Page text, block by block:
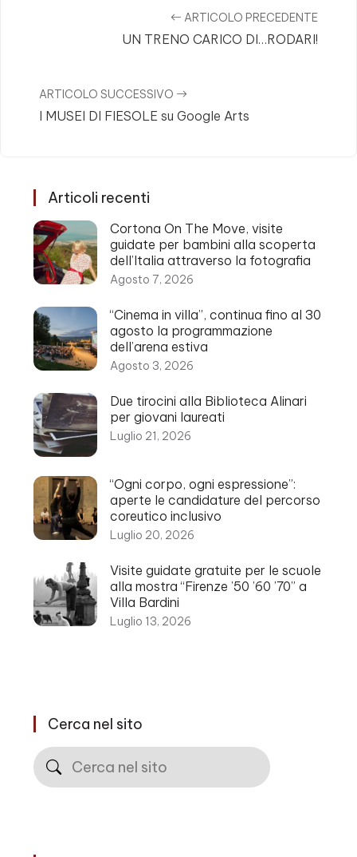
ARTICOLO PRECEDENTE
UN TRENO CARICO DI…RODARI!
ARTICOLO SUCCESSIVO
I MUSEI DI FIESOLE su Google Arts
Articoli recenti
Cortona On The Move, visite
guidate per bambini alla scoperta
dell’Italia attraverso la fotografia
Agosto 7, 2026
“Cinema in villa”, continua fino al 30
agosto la programmazione
dell’arena estiva
Agosto 3, 2026
Due tirocini alla Biblioteca Alinari
per giovani laureati
Luglio 21, 2026
“Ogni corpo, ogni espressione”:
aperte le candidature del percorso
coreutico inclusivo
Luglio 20, 2026
Visite guidate gratuite per le scuole
alla mostra “Firenze ’50 ’60 ’70” a
Villa Bardini
Luglio 13, 2026
Cerca nel sito
Cerca